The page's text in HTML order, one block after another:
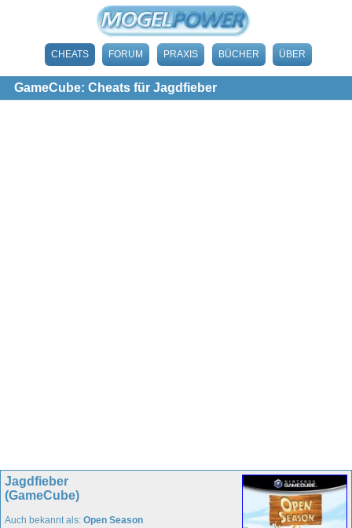
CHEATS FORUM PRAXIS BÜCHER ÜBER
GameCube: Cheats für Jagdfieber
Jagdfieber
(GameCube)
Auch bekannt als: Open Season